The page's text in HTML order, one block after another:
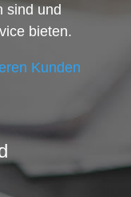
sind und
bieten.
Kunden